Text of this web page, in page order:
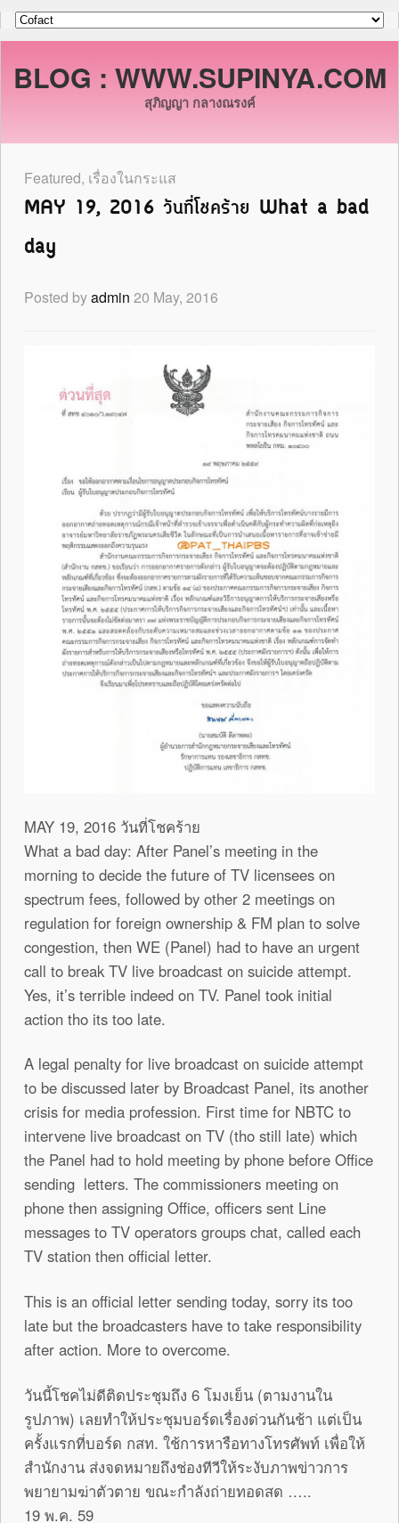
BLOG : WWW.SUPINYA.COM
สุภิญญา กลางณรงค์
Featured, เรื่องในกระแส
MAY 19, 2016 วันที่โชคร้าย What a bad
day
Posted byadmin 20 May, 2016
MAY 19, 2016 วันที่โชคร้าย
What a bad day: After Panel’s meeting in the
morning to decide the future of TV licensees on
spectrum fees, followed by other 2 meetings on
regulation for foreign ownership & FM plan to solve
congestion, then WE (Panel) had to have an urgent
call to break TV live broadcast on suicide attempt.
Yes, it’s terrible indeed on TV. Panel took initial
action tho its too late.
A legal penalty for live broadcast on suicide attempt
to be discussed later by Broadcast Panel, its another
crisis for media profession. First time for NBTC to
intervene live broadcast on TV (tho still late) which
the Panel had to hold meeting by phone before Office
sending letters. The commissioners meeting on
phone then assigning Office, officers sent Line
messages to TV operators groups chat, called each
TV station then official letter.
This is an official letter sending today, sorry its too
late but the broadcasters have to take responsibility
after action. More to overcome.
วันนี้โชคไม่ดีติดประชุมถึง 6 โมงเย็น (ตามงานใน
รูปภาพ) เลยทำให้ประชุมบอร์ดเรื่องด่วนกันช้า แต่เป็น
ครั้งแรกที่บอร์ด กสท. ใช้การหารือทางโทรศัพท์ เพื่อให้
สำนักงาน ส่งจดหมายถึงช่องทีวีให้ระงับภาพข่าวการ
พยายามฆ่าตัวตาย ขณะกำลังถ่ายทอดสด …..
19 พ.ค. 59